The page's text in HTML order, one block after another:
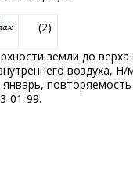
(2)
земли до верха
воздуха, Н/
01-99.